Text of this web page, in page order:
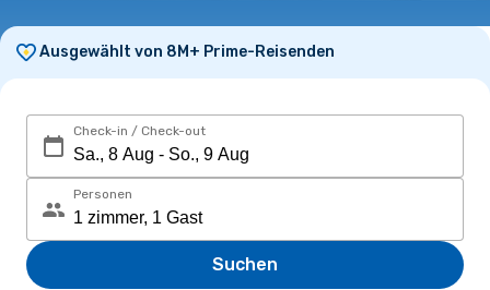
Ausgewählt von 8M+ Prime-Reisenden
Check-in / Check-out
Personen
Suchen